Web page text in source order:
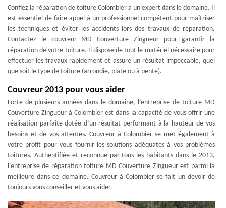
Confiez la réparation de toiture Colombier à un expert dans le domaine. Il
est essentiel de faire appel à un professionnel compétent pour maîtriser
les techniques et éviter les accidents lors des travaux de réparation.
Contactez le couvreur MD Couverture Zingueur pour garantir la
réparation de votre toiture. Il dispose de tout le matériel nécessaire pour
effectuer les travaux rapidement et assure un résultat impeccable, quel
que soit le type de toiture (arrondie, plate ou à pente).
Couvreur 2013 pour vous aider
Forte de plusieurs années dans le domaine, l’entreprise de toiture MD
Couverture Zingueur à Colombier est dans la capacité de vous offrir une
réalisation parfaite dotée d’un résultat performant à la hauteur de vos
besoins et de vos attentes. Couvreur à Colombier se met également à
votre profit pour vous fournir les solutions adéquates à vos problèmes
toitures. Authentifiée et reconnue par tous les habitants dans le 2013,
l’entreprise de réparation toiture MD Couverture Zingueur est parmi la
meilleure dans ce domaine. Couvreur à Colombier se fait un devoir de
toujours vous conseiller et vous aider.